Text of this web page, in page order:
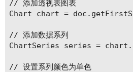
// 添加透视表图表
Chart chart =
// 添加数据系列
ChartSeries series =
// 设置系列颜色为单色